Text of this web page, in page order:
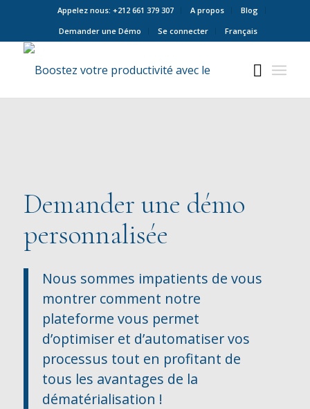
Appelez nous: +212 661 379 307 A propos
Blog
Demander une Démo
Se connecter Français
Demander une démo
personnalisée
Nous sommes impatients de vous
montrer comment notre
plateforme vous permet
d’optimiser et d’automatiser vos
processus tout en profitant de
tous les avantages de la
dématérialisation !